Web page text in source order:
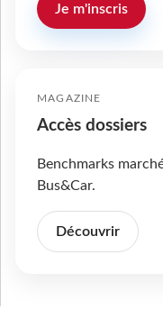
Je m'inscris
MAGAZINE
Accès dossiers
Benchmarks
Bus&Car.
Découvrir